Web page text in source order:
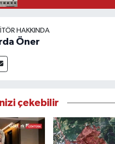
HAKKINDA
Öner
çekebilir